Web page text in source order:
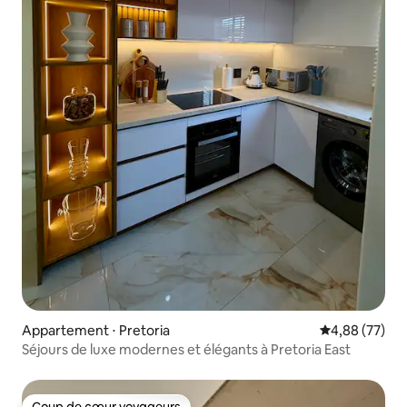
Appartement ⋅ Pretoria Évaluation
4,88 (77)
Séjours de luxe modernes et élégants à Pretoria East